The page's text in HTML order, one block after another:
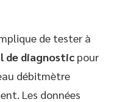
de tester à
de diagnostic pour
débitmètre
Les données